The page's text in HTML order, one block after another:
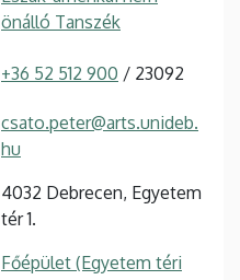
önálló Tanszék
+36 52 512 900 / 23092
csato.peter@arts.unideb.
hu
4032 Debrecen, Egyetem
tér 1.
Főépület (Egyetem téri